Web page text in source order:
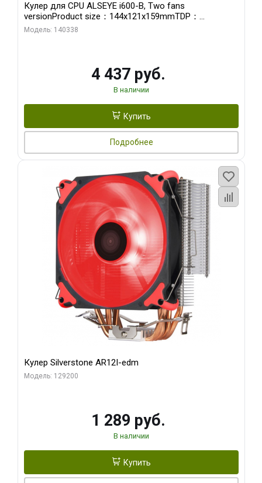
Кулер для CPU ALSEYE i600-B, Two fans
versionProduct size：144x121x159mmTDP：
270WSoldering technology CD textureApplication:Intel：
Модель: 140338
4 437 руб.
В наличии
Купить
Подробнее
Кулер Silverstone AR12I-edm
Модель: 129200
1 289 руб.
В наличии
Купить